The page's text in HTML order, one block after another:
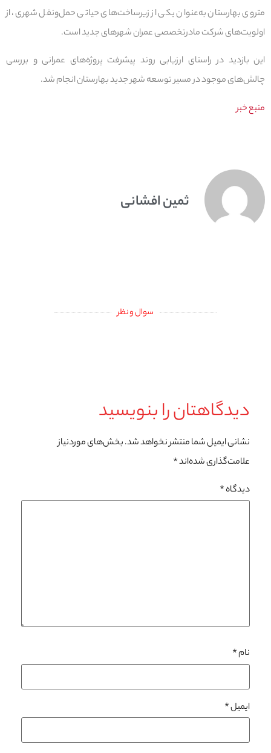
متروی بهارستان به‌عنوان یکی از زیرساخت‌های حیاتی حمل‌ونقل شهری، از
اولویت‌های شرکت مادرتخصصی عمران شهرهای جدید است.
این بازدید در راستای ارزیابی روند پیشرفت پروژه‌های عمرانی و بررسی
چالش‌های موجود در مسیر توسعه شهر جدید بهارستان انجام شد.
منبع خبر
ثمین افشانی
سوال و نظر
دیدگاهتان را بنویسید
نشانی ایمیل شما منتشر نخواهد شد.بخش‌های موردنیاز
علامت‌گذاری شده‌اند*
دیدگاه*
نام*
ایمیل*